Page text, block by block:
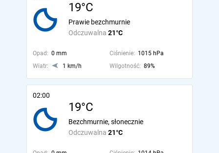
19°C
Odczuwalna 21°C
Prawie bezchmurnie
Opad: 0 mm Ciśnienie: 1015 hPa
Wiatr:
1 km/h Wilgotność: 89%
02:00
19°C
Odczuwalna 21°C
Bezchmurnie, słonecznie